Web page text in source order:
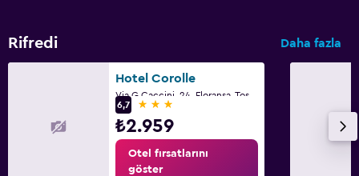
Rifredi Daha fazla
Hotel Corolle
6,7
3 yıldız
₺2.959
Otel fırsatlarını
göster